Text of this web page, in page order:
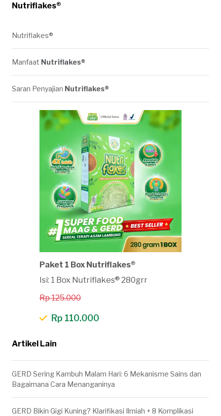
Nutriflakes®
Nutriflakes®
Manfaat Nutriflakes®
Saran Penyajian Nutriflakes®
Paket 1 Box Nutriflakes®
Isi: 1 Box Nutriflakes® 280grr
Rp 125.000
Rp 110.000
Artikel Lain
GERD Sering Kambuh Malam Hari: 6 Mekanisme Sains dan
Bagaimana Cara Menanganinya
GERD Bikin Gigi Kuning? Klarifikasi Ilmiah + 8 Komplikasi